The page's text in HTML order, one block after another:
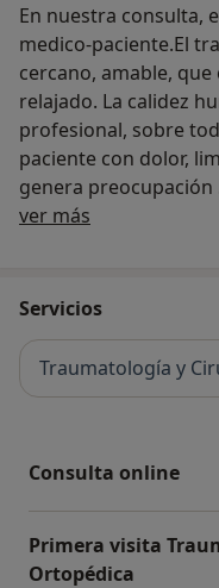
En nuestra consulta, es
medico-paciente.El
cercano, amable,
relajado. La calidez
profesional, sobre
paciente con dolor, limitación o un problema que le
genera preocupación
ver más
Servicios
Traumatología y
Consulta online
Primera visita
Ortopédica